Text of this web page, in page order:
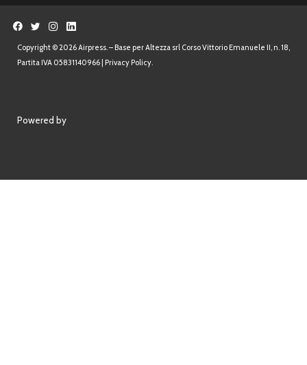
Copyright © 2026 Airpress. – Base per Altezza srl Corso Vittorio Emanuele II, n. 18,
Partita IVA 05831140966 | Privacy Policy.
Powered by